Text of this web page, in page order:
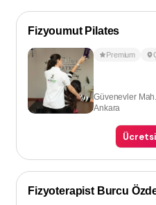
Fizyoumut Pilates
Premium
Güvenevler
Ankara
Fizyoterapist Burcu